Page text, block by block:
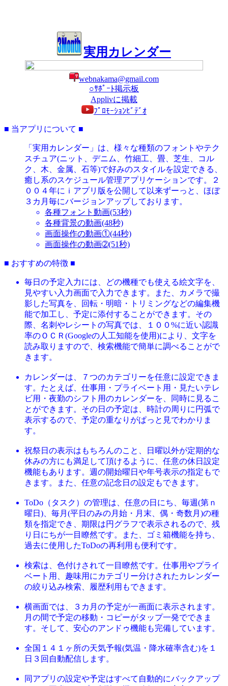
実用カレンダー
webnakama@gmail.com
○ｻﾎﾟｰﾄ掲示板
Applivに掲載
ﾌﾟﾛﾓｰｼｮﾝﾋﾞﾃﾞｵ
■ 当アプリについて ■
「実用カレンダー」は、様々な種類のフォントやテク
スチュア(ニット、デニム、竹細工、畳、芝生、コル
ク、木、金属、石等)で好みのスタイルを設定できる、
癒し系のスケジュール管理アプリケーションです。２
００４年にｉアプリ版を公開して以来ずーっと、ほぼ
３カ月毎にバージョンアップしております。
各種フォント動画(53秒)
各種背景の動画(48秒)
画面操作の動画①(44秒)
画面操作の動画➁(51秒)
■ おすすめの特徴 ■
毎日の予定入力には、どの機種でも使える絵文字を、
見やすい入力画面で入力できます。また、カメラで撮
影した写真を、回転・明暗・トリミングなどの編集機
能で加工し、予定に添付することができます。その
際、名刺やレシートの写真では、１００%に近い認識
率のＯＣＲ(Googleの人工知能を使用)により、文字を
読み取りますので、検索機能で簡単に調べることがで
きます。
カレンダーは、７つのカテゴリーを任意に設定できま
す。たとえば、仕事用・プライベート用・見たいテレ
ビ用・夜勤のシフト用のカレンダーを、同時に見るこ
とができます。その日の予定は、時計の周りに円弧で
表示するので、予定の重なりがぱっと見でわかりま
す。
祝祭日の表示はもちろんのこと、日曜以外が定期的な
休みの方にも満足して頂けるように、任意の休日設定
機能もあります。週の開始曜日や年号表示の指定もで
きます。また、任意の記念日の設定もできます。
ToDo（タスク）の管理は、任意の日にち、毎週(第ｎ
曜日)、毎月(平日のみの月始・月末、偶・奇数月)の種
類を指定でき、期限は円グラフで表示されるので、残
り日にちが一目瞭然です。また、ゴミ箱機能を持ち、
過去に使用したToDoの再利用も便利です。
検索は、色付けされて一目瞭然です。仕事用やプライ
ベート用、趣味用にカテゴリー分けされたカレンダー
の絞り込み検索、履歴利用もできます。
横画面では、３カ月の予定が一画面に表示されます。
月の間で予定の移動・コピーがタップ一発でできま
す。そして、安心のアンドゥ機能も完備しています。
全国１４１ヶ所の天気予報(気温・降水確率含む)を１
日３回自動配信します。
同アプリの設定や予定はすべて自動的にバックアップ